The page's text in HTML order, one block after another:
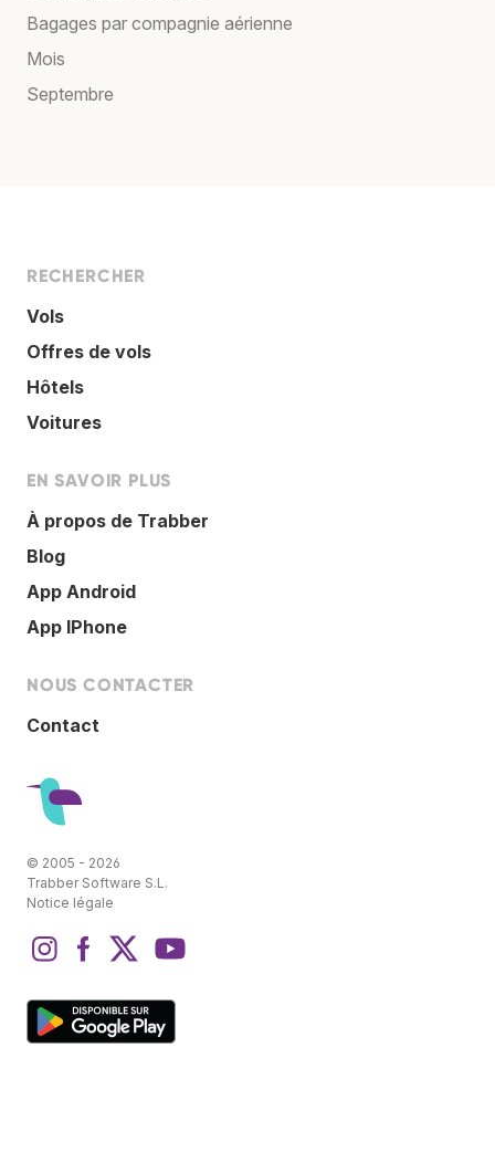
Bagages par compagnie aérienne
Mois
Septembre
RECHERCHER
Vols
Offres de vols
Hôtels
Voitures
EN SAVOIR PLUS
À propos de Trabber
Blog
App Android
App IPhone
NOUS CONTACTER
Contact
© 2005 - 2026
Trabber Software S.L.
Notice légale